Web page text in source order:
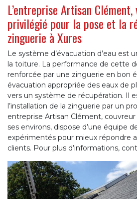
L’entreprise Artisan
privilégié pour la pose et la
zinguerie à Xures
Le système d’évacuation d’eau est
la toiture. La performance de cette
renforcée par une zinguerie en bon
évacuation appropriée des eaux de
vers un système de récupération. Il
l’installation de la zinguerie par un
entreprise Artisan Clément,
ses environs, dispose d’une équipe
expérimentés pour mieux répondre
clients. Pour plus d’informations,